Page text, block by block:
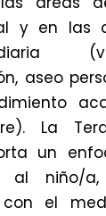
y en las
aseo
La
un
al niño/
el